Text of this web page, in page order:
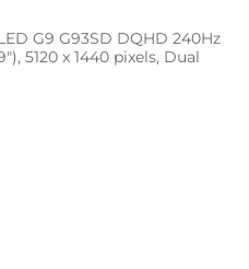
G9 G93SD DQHD 240Hz
5120 x 1440 pixels, Dual